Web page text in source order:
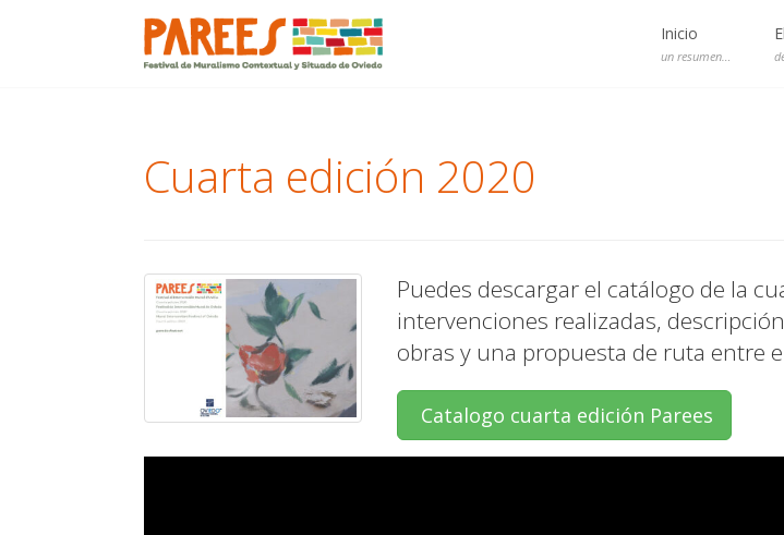
Menu Inicio
un resumen…
Cuarta edición 2020
Puedes descargar el catálogo de la
intervenciones realizadas,
obras y una propuesta de ruta entre
Catalogo cuarta edición Parees